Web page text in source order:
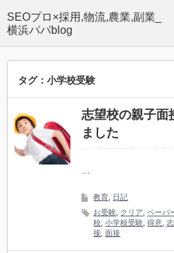
SEOプロ×採用,物流,農業,副業_
横浜パパblog
タグ：小学校受験
志望校の親子面
ました
…
教育 日記
お受験 クリア ,ペーパ
校 ,小学校受験 ,得意 ,
接 ,面接